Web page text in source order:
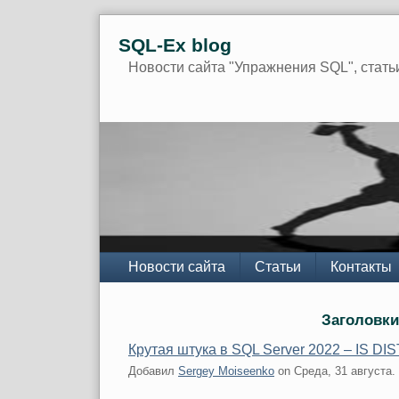
SQL-Ex blog
Новости сайта "Упражнения SQL",
Navigation
Новости сайта Статьи Контакты
Крутая штука в SQL Server 2022 – IS
Добавил Sergey Moiseenko on Среда, 31 августа.